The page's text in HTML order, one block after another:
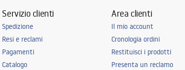
Servizio clienti
Spedizione
Resi e reclami
Pagamenti
Catalogo
Area clienti
Il mio account
Cronologia ordini
Restituisci i prodotti
Presenta un reclamo